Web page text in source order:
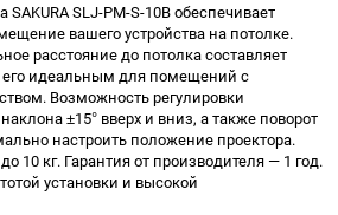
SLJ-PM-S-10B обеспечивает
вашего устройства на потолке.
расстояние до потолка составляет
его идеальным для помещений с
Возможность регулировки
±15° вверх и вниз, а также поворот
настроить положение проектора.
10 кг. Гарантия от производителя — 1 год.
установки и высокой